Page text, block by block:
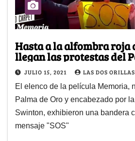
Hasta a la alfombra roja
llegan las protestas del
JULIO 15, 2021 LAS DOS ORILLAS
El elenco de la película Memoria,
Palma de Oro y encabezado por
Swinton, exhibieron una bandera
mensaje "SOS"